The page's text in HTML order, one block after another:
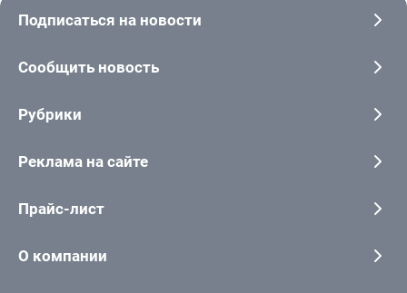
Подписаться на новости
Сообщить новость
Рубрики
Реклама на сайте
Прайс-лист
О компании